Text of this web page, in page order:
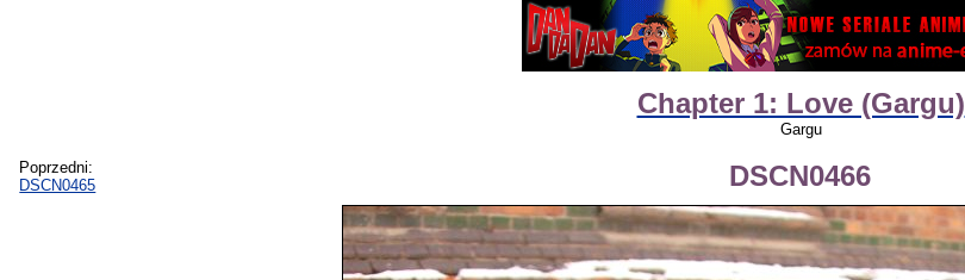
Chapter 1: Love (Gargu)
Gargu
Poprzedni:
DSCN0465
DSCN0466